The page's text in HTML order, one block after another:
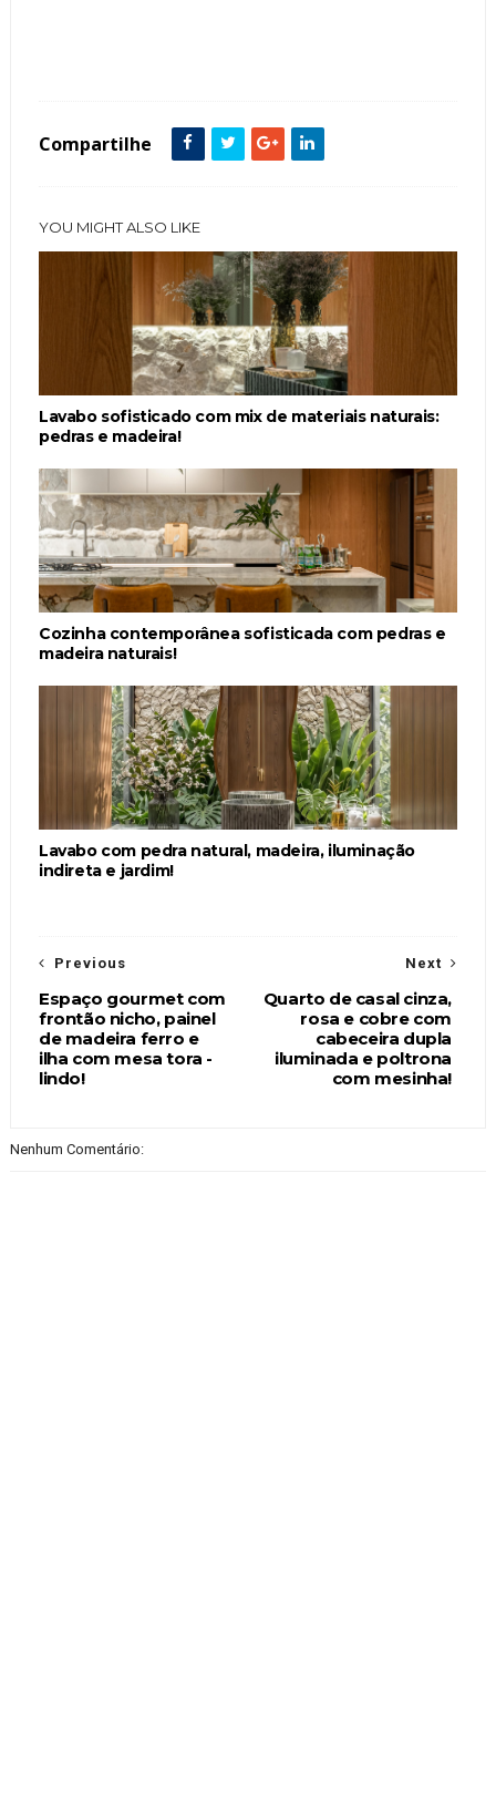
Compartilhe
YOU MIGHT ALSO LIKE
Lavabo sofisticado com mix de materiais naturais:
pedras e madeira!
Cozinha contemporânea sofisticada com pedras e
madeira naturais!
Lavabo com pedra natural, madeira, iluminação
indireta e jardim!
Next
Quarto de casal cinza,
rosa e cobre com
cabeceira dupla
iluminada e poltrona
com mesinha!
Previous
Espaço gourmet com
frontão nicho, painel
de madeira ferro e
ilha com mesa tora -
lindo!
Nenhum Comentário: